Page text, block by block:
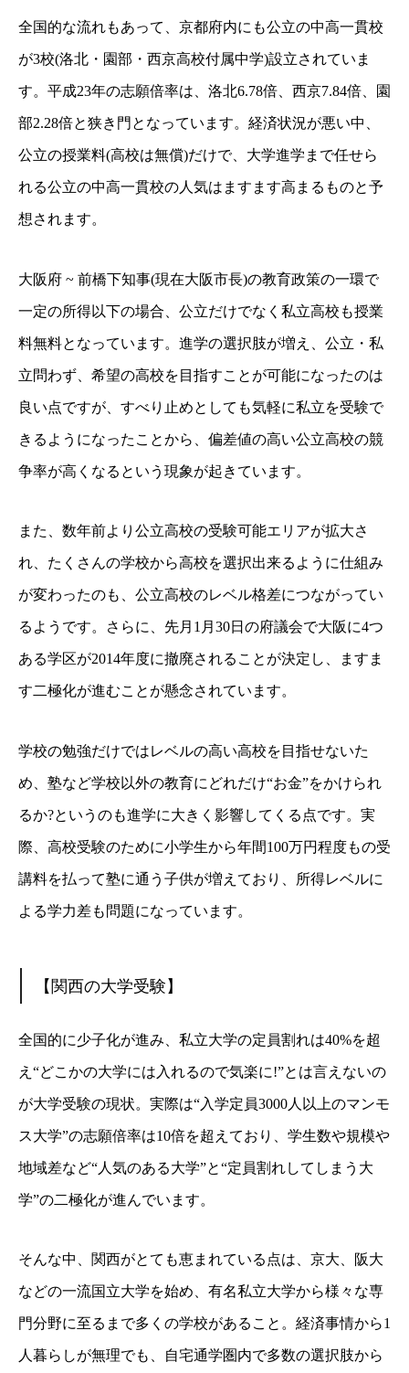
全国的な流れもあって、京都府内にも公立の中高一貫校
が3校(洛北・園部・西京高校付属中学)設立されていま
す。平成23年の志願倍率は、洛北6.78倍、西京7.84倍、園
部2.28倍と狭き門となっています。経済状況が悪い中、
公立の授業料(高校は無償)だけで、大学進学まで任せら
れる公立の中高一貫校の人気はますます高まるものと予
想されます。
大阪府 ~ 前橋下知事(現在大阪市長)の教育政策の一環で
一定の所得以下の場合、公立だけでなく私立高校も授業
料無料となっています。進学の選択肢が増え、公立・私
立問わず、希望の高校を目指すことが可能になったのは
良い点ですが、すべり止めとしても気軽に私立を受験で
きるようになったことから、偏差値の高い公立高校の競
争率が高くなるという現象が起きています。
また、数年前より公立高校の受験可能エリアが拡大さ
れ、たくさんの学校から高校を選択出来るように仕組み
が変わったのも、公立高校のレベル格差につながってい
るようです。さらに、先月1月30日の府議会で大阪に4つ
ある学区が2014年度に撤廃されることが決定し、ますま
す二極化が進むことが懸念されています。
学校の勉強だけではレベルの高い高校を目指せないた
め、塾など学校以外の教育にどれだけ“お金”をかけられ
るか?というのも進学に大きく影響してくる点です。実
際、高校受験のために小学生から年間100万円程度もの受
講料を払って塾に通う子供が増えており、所得レベルに
よる学力差も問題になっています。
【関西の大学受験】
全国的に少子化が進み、私立大学の定員割れは40%を超
え“どこかの大学には入れるので気楽に!”とは言えないの
が大学受験の現状。実際は“入学定員3000人以上のマンモ
ス大学”の志願倍率は10倍を超えており、学生数や規模や
地域差など“人気のある大学”と“定員割れしてしまう大
学”の二極化が進んでいます。
そんな中、関西がとても恵まれている点は、京大、阪大
などの一流国立大学を始め、有名私立大学から様々な専
門分野に至るまで多くの学校があること。経済事情から1
人暮らしが無理でも、自宅通学圏内で多数の選択肢から